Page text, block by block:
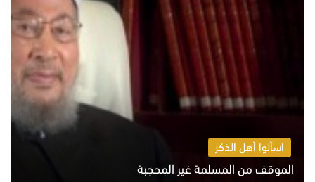
اسألوا أهل الذكر
الموقف من المسلمة غير المحجبة